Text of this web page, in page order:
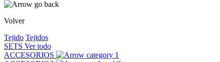
Volver
Tejido Tejidos
SETS Ver todo
ACCESORIOS